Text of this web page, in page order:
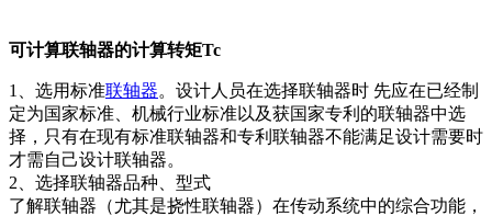
可计算联轴器的计算转矩Tc
1、选用标准联轴器。设计人员在选择联轴器时 先应在已经制
定为国家标准、机械行业标准以及获国家专利的联轴器中选
择，只有在现有标准联轴器和专利联轴器不能满足设计需要时
才需自己设计联轴器。
2、选择联轴器品种、型式
了解联轴器（尤其是挠性联轴器）在传动系统中的综合功能，